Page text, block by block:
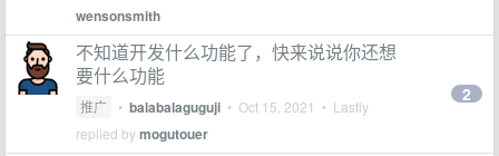
wensonsmith
不知道开发什么功能了，快来说说你还想
要什么功能
推广 • balabalaguguji • Oct 15, 2021 • Lastly
replied bymogutouer
2